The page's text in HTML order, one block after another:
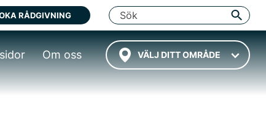
RÅDGIVNING
VÄLJ DITT OMRÅDE
Om oss